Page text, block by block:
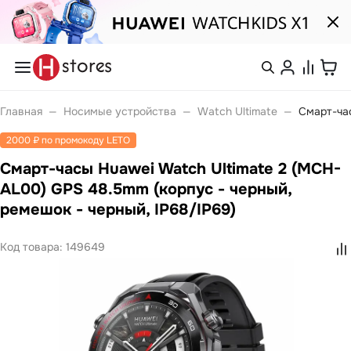
Каталог
Pura
Watch
Watch GT
Watch Ultimate
Watch Kids
Band 10
Ноутбуки
MateBook
MateBook GT
Планшеты
MatePad Pro
MatePad SE
MatePad 11
Главная — Носимые устройства — Watch Ultimate — Смарт-
2000 ₽ по промокоду LETO
Смарт-часы Huawei Watch Ultimate 2 (MCH-
AL00) GPS 48.5mm (корпус - черный,
ремешок - черный, IP68/IP69)
Код товара: 149649
Войти или
зарегистрироваться
Каталог
Покупателям
Компания